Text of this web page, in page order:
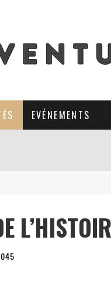
EVÉNEMENTS
UN TEMPS D’AVANCE (MISE